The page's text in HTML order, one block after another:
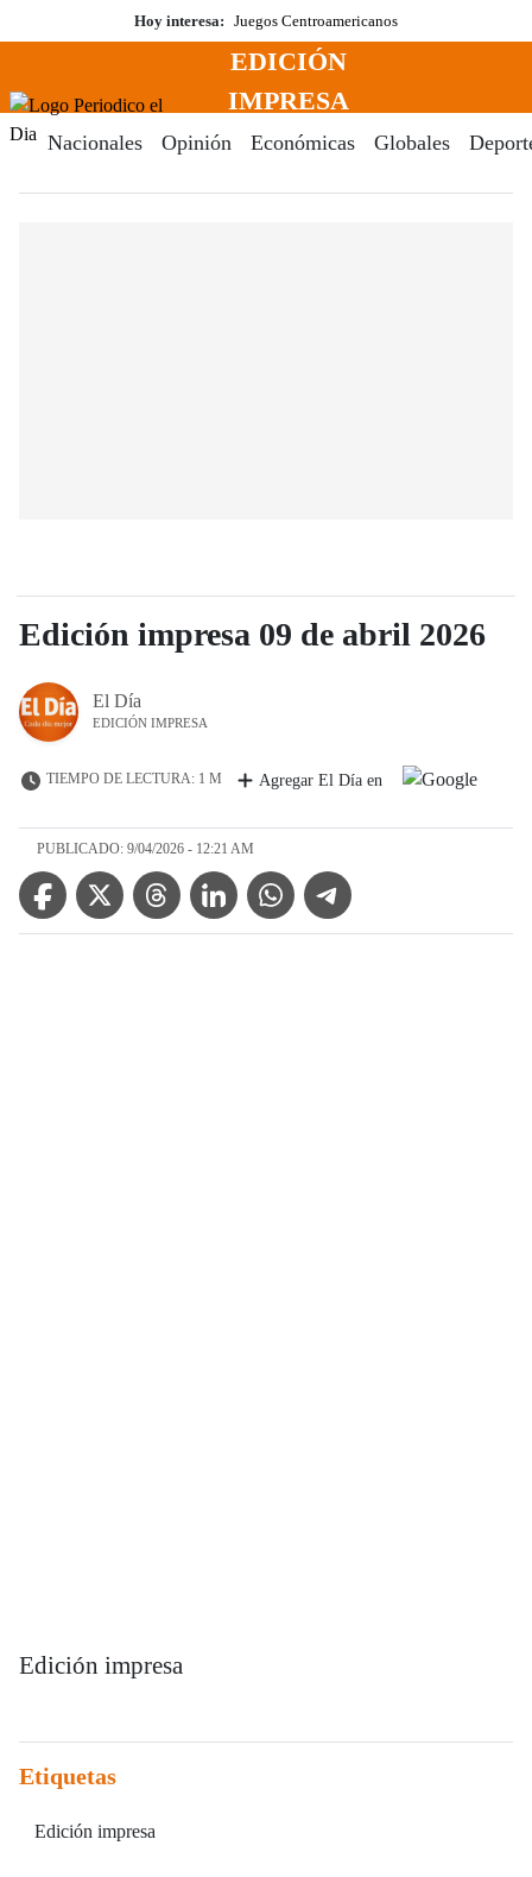
al
Hoy interesa: Juegos Centroamericanos
Menú Periodico El Dia Digital
EDICIÓN
IMPRESA
Nacionales Opinión Económicas Globales
Edición impresa 09 de abril 2026
El Día
EDICIÓN IMPRESA
TIEMPO DE LECTURA: 1 M Agregar El Día en
PUBLICADO: 9/04/2026 - 12:21 AM
Facebook IconTwitter IconThreads IconLinkedin IconWhatsApp IconTelegram Icon
Edición impresa
Etiquetas
Edición impresa